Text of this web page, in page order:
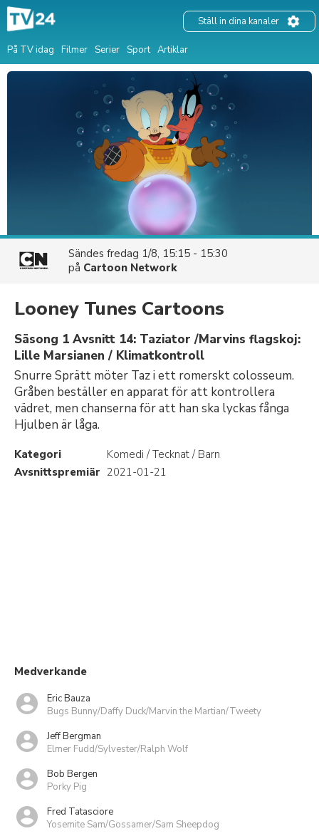
På TV idag Filmer Serier Sport Artiklar
Ställ in dina kanaler
Sändes fredag 1/8, 15:15 - 15:30
på Cartoon Network
Looney Tunes Cartoons
Säsong 1 Avsnitt 14: Taziator /Marvins flagskoj:
Lille Marsianen / Klimatkontroll
Snurre Sprätt möter Taz i ett romerskt colosseum.
Gråben beställer en apparat för att kontrollera
vädret, men chanserna för att han ska lyckas fånga
Hjulben är låga.
Kategori
Komedi / Tecknat / Barn
Avsnittspremiär 2021-01-21
Medverkande
Eric Bauza
Bugs Bunny/Daffy Duck/Marvin the Martian/Tweety
Jeff Bergman
Elmer Fudd/Sylvester/Ralph Wolf
Bob Bergen
Porky Pig
Fred Tatasciore
Yosemite Sam/Gossamer/Sam Sheepdog